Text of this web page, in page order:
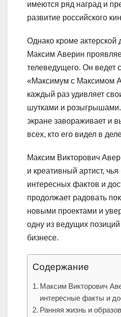
имеются ряд наград и
развитие российского
Однако кроме актерской
Максим Аверин
телеведущего. Он ведет
«Максимум с Максимом
каждый раз удивляет
шутками и
экране завораживает и
всех, кто его видел в
Максим Викторович
и креативный артист,
интересных фактов и
продолжает радовать
новыми проектами и
одну из ведущих
бизнесе.
Содержание
Максим Викторович
интересные факты и
Ранняя жизнь и